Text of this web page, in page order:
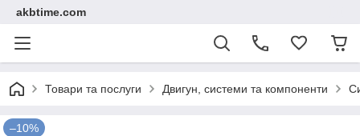
akbtime.com
Товари та послуги Двигун, системи та компоненти
–10%